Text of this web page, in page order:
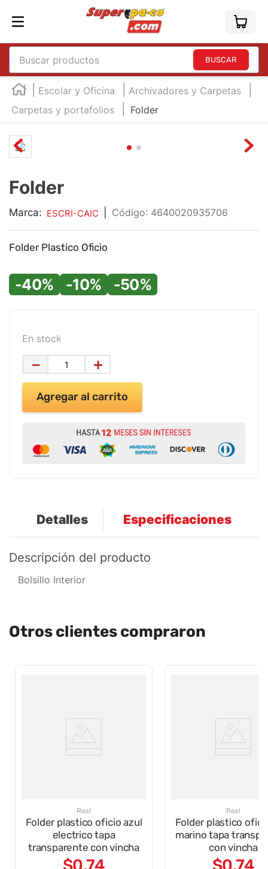
Buscar productos
Escolar y Oficina
Archivadores y Carpetas
Carpetas y portafolios
Folder
Folder
Marca: ESCRI-CAIC : 4640020935706
Folder Plastico Oficio
-40% -10% -50%
En stock
＋
－
Agregar al carrito
Detalles Especificaciones
Descripción del producto
Bolsillo Interior
Otros clientes compraron
Real
Folder plastico oficio azul
electrico tapa
transparente con vincha
Real
Folder plastico
marino tapa
con vincha
TÉRMINOS MÁS BUSCADOS
2.
marcador e300
3
5.
mouse
6.
marcadores
7.
audifonos
8.
teclado
9.
impresora
10. cuadernos